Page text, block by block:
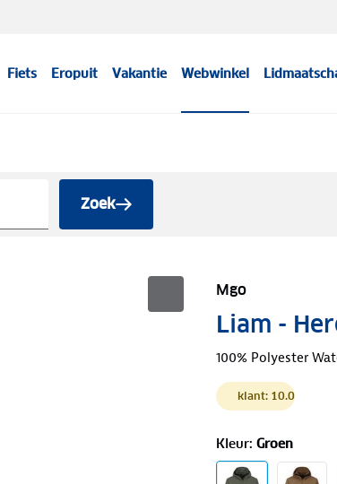
Fiets Eropuit Vakantie Webwinkel
Zoek
Mgo
Liam -
100% Polyester
klant: 10.0
Kleur: Groen